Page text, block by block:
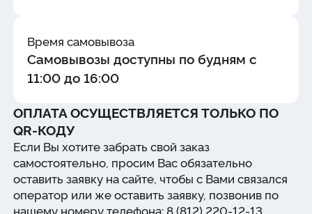
Время самовывоза
Самовывозы доступны по будням с
11:00 до 16:00
ОПЛАТА ОСУЩЕСТВЛЯЕТСЯ ТОЛЬКО ПО
QR-КОДУ
Если Вы хотите забрать свой заказ
самостоятельно, просим Вас обязательно
оставить заявку на сайте, чтобы с Вами связался
оператор или же оставить заявку, позвонив по
нашему номеру телефона: 8 (812) 220-12-13,